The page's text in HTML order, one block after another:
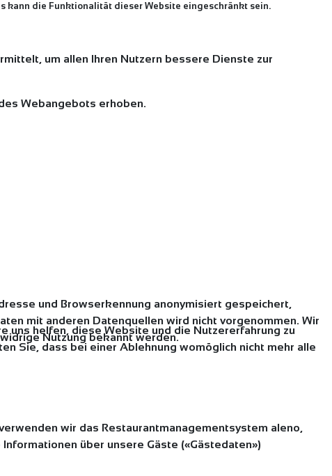
kann die Funktionalität dieser Website eingeschränkt sein.
um allen Ihren Nutzern bessere Dienste zur
Webangebots erhoben.
und Browserkennung anonymisiert gespeichert,
mit anderen Datenquellen wird nicht vorgenommen. Wir
Nutzung bekannt werden.
wir das Restaurantmanagementsystem aleno,
über unsere Gäste («Gästedaten»)
uns helfen, diese Website und die Nutzererfahrung zu
Sie, dass bei einer Ablehnung womöglich nicht mehr alle